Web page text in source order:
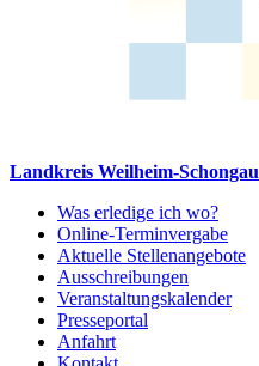
Landkreis Weilheim-Schongau
Was erledige ich wo?
Online-Terminvergabe
Aktuelle Stellenangebote
Ausschreibungen
Veranstaltungskalender
Presseportal
Anfahrt